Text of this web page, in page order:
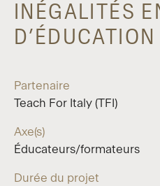
INÉGALITÉS
Partenaire
Teach For Italy (TFI)
Axe(s)
Éducateurs/formateurs
Durée du projet